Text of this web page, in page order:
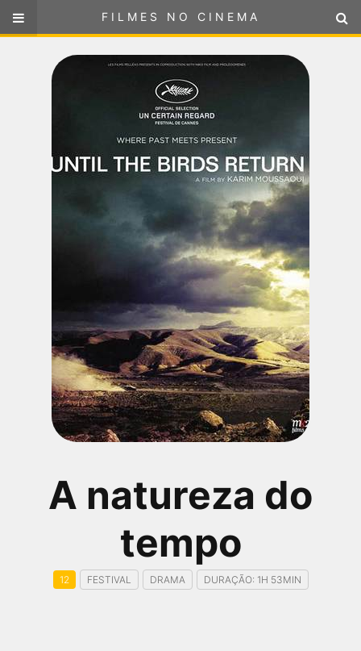
FILMES NO CINEMA
selecione sua localização
A natureza do
tempo
12 FESTIVAL DRAMA DURAÇÃO: 1H 53MIN
FILMES NO CINEMA
SELECIONE SUA LOCALIZAÇÃO
PRÓXIMOS LANÇAMENTOS
PÁGINA INICIAL
FilmesNoCinema.com.br
é o maior localizador de filmes e
sessões de cinema no Brasil. Através dele, você pode
encontrar os filmes no cinema mais próximos a você ou a
qualquer cidade em território brasileiro. Você pode também
acessar informações sobre cinemas, horários, assistir aos
trailers e muito mais.